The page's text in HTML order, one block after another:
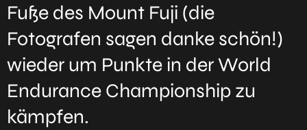
Fuße des Mount Fuji (die
Fotografen sagen danke schön!)
wieder um Punkte in der World
Endurance Championship zu
kämpfen.